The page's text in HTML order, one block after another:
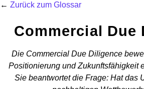
← Zurück zum Glossar
Commercial Due
Die Commercial Due Diligence
Positionierung und Zukunftsfähigkeit
Sie beantwortet die Frage: Hat das